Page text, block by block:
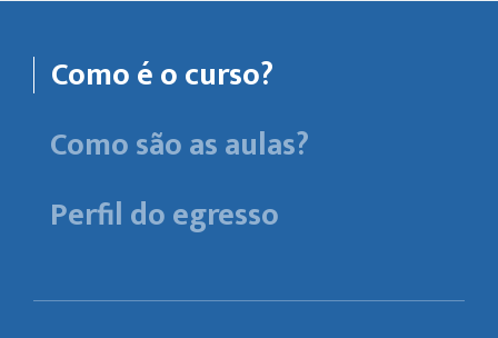
Como é o curso?
Como são as aulas?
Perfil do egresso